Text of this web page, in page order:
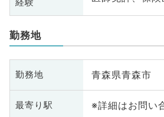
経験
勤務地
勤務地 青森県青森市
最寄り駅 ※詳細はお問い